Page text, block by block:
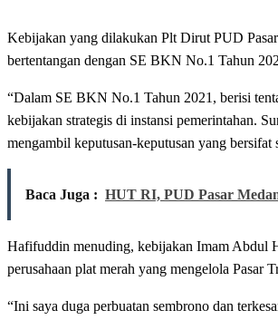
Kebijakan yang dilakukan Plt Dirut PUD
bertentangan dengan SE BKN No.1 Tahun
“Dalam SE BKN No.1 Tahun 2021, berisi
kebijakan strategis di instansi pemerintahan.
mengambil keputusan-keputusan yang
Baca Juga : HUT RI, PUD Pasar
Hafifuddin menuding, kebijakan Imam Abdul
perusahaan plat merah yang mengelola Pasar
“Ini saya duga perbuatan sembrono dan